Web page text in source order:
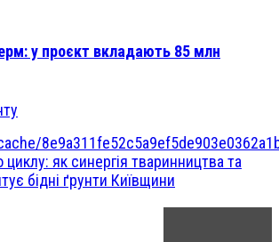
у проєкт вкладають 85 млн
циклу: як синергія тваринництва та
бідні ґрунти Київщини